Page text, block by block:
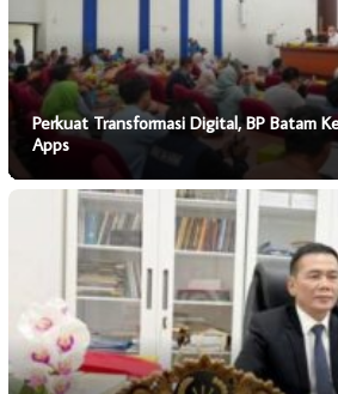
Perkuat Transformasi Digital, BP Batam
Apps